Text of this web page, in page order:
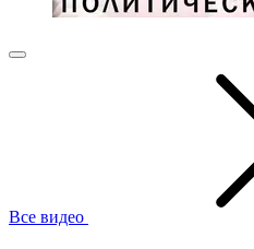
Все видео